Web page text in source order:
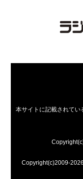
本サイトに記載されてい
Copyright(c)2009-